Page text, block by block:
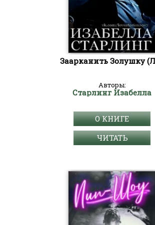
Заарканить Золушку
Авторы:
Старлинг Изабелла
О КНИГЕ
ЧИТАТЬ